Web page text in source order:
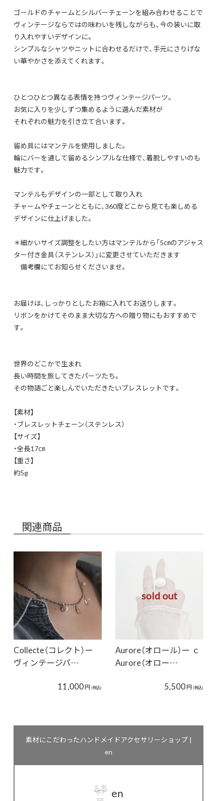
ゴールドのチャームとシルバーチェーンを組み合わせることで
ヴィンテージならではの味わいを残しながらも、今の装いに取
り入れやすいデザインに。
シンプルなシャツやニットに合わせるだけで、手元にさりげな
い華やかさを添えてくれます。
ひとつひとつ異なる表情を持つヴィンテージパーツ。
お気に入りを少しずつ集めるように選んだ素材が
それぞれの魅力を引き立て合います。
留め具にはマンテルを使用しました。
輪にバーを通して留めるシンプルな仕様で、着脱しやすいのも
魅力です。
マンテルもデザインの一部として取り入れ
チャームやチェーンとともに、360度どこから見ても楽しめる
デザインに仕上げました。
＊細かいサイズ調整をしたい方はマンテルから「5㎝のアジャス
ター付き金具（ステンレス）」に変更させていただきます
備考欄にてお知らせくださいませ。
お届けは、しっかりとしたお箱に入れてお送りします。
リボンをかけてそのまま大切な方への贈り物にもおすすめで
す。
世界のどこかで生まれ
長い時間を旅してきたパーツたち。
その物語ごと楽しんでいただきたいブレスレットです。
【素材】
・ブレスレットチェーン（ステンレス）
【サイズ】
・全長17㎝
【重さ】
約5g
関連商品
Collecte（コレクト）ー
ヴィンテージパ…
11,000円 (税込)
sold out
Aurore（オロール）ー ｃ
Aurore（オロー…
5,500円 (税込)
素材にこだわったハンドメイドアクセサリーショップ |
en
en